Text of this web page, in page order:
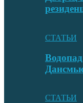
СТАТЬИ
СТАТЬИ